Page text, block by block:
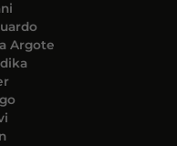
Argote